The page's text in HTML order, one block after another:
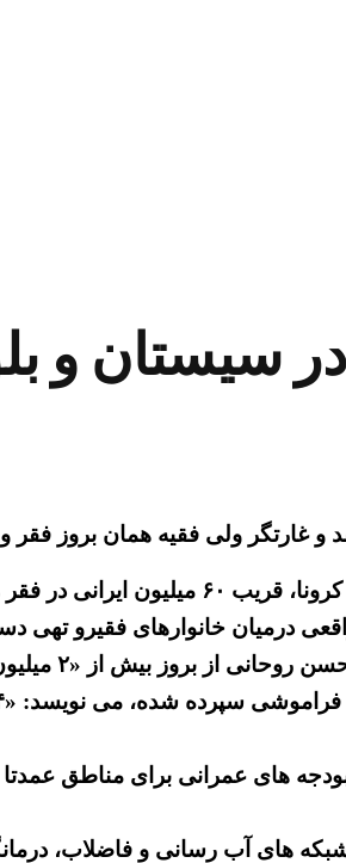
سیستان و
غارتگر ولی فقیه همان بروز
درمیان خانوارهای فقیرو تهی
در استان سیستان و بلوچستان سخن می گویند.
های عمرانی برای مناطق
های آب رسانی و فاضلاب،